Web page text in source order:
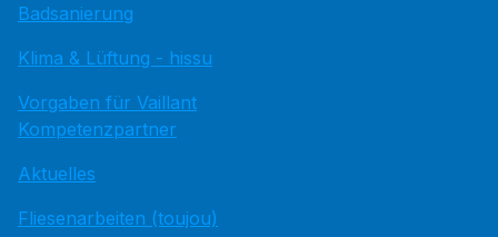
Badsanierung
Klima & Lüftung - hissu
Vorgaben für Vaillant
Kompetenzpartner
Aktuelles
Fliesenarbeiten (toujou)